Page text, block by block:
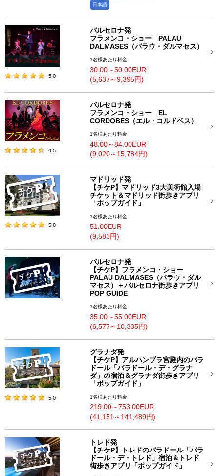
日本語
5.0
バルセロナ発
フラメンコ・ショー PALAU
DALMASES（パラウ・ダルマセス）
1名様あたり料金
30.00～50.00EUR
(5,637～9,395円)
4.5
バルセロナ発
フラメンコ・ショー EL
CORDOBES（エル・コルドベス）
1名様あたり料金
48.00～84.00EUR
(9,020～15,784円)
5.0
マドリッド発
【チケP】マドリッド3大美術館入場
チケット＆マドリッド街歩きアプリ
「ポップガイド」
1名様あたり料金
51.00EUR
(9,583円)
バルセロナ発
【チケP】フラメンコ・ショー
PALAU DALMASES（パラウ・ダル
マセス）＋バルセロナ街歩きアプリ
POP GUIDE
1名様あたり料金
35.00～55.00EUR
(6,577～10,335円)
5.0
グラナダ発
【チケP】アルハンブラ宮殿内のパラ
ドール「パラドール・デ・グラナ
ダ」の宿泊＆グラナダ街歩きアプリ
「ポップガイド」
1名様あたり料金
219.00～753.00EUR
(41,151～141,489円)
トレド発
【チケP】トレドのパラドール「パラ
ドール・デ・トレド」宿泊＆トレド
街歩きアプリ「ポップガイド」